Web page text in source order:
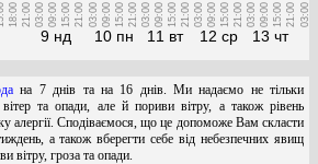
18:00 21:00
9 нд
03:00 09:00 15:00 21:00
10 пн
03:00 09:00 15:00 21:00
11 вт
03:00 09:00 15:00 21:00
12 ср
03:00 09:00 15:00 21:00
13 чт
03:00 09:00 15:00 21:00 03:00
на 7 днів та на 16 днів. Ми надаємо не тільки
та опади, але й пориви вітру, а також рівень
алергії. Сподіваємося, що це допоможе Вам скласти
а також вберегти себе від небезпечних явищ
вітру, гроза та опади.